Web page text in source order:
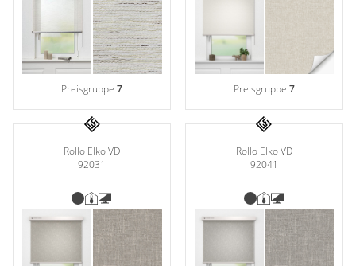
Preisgruppe7 Preisgruppe 7
Rollo Elko VD
92031
Rollo Elko VD
92041